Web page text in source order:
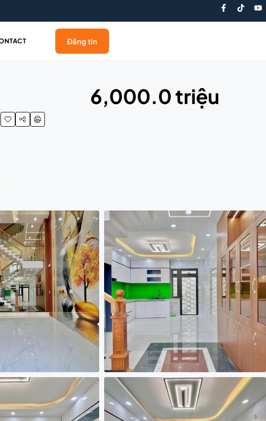
Đăng tin
6,000.0 triệu